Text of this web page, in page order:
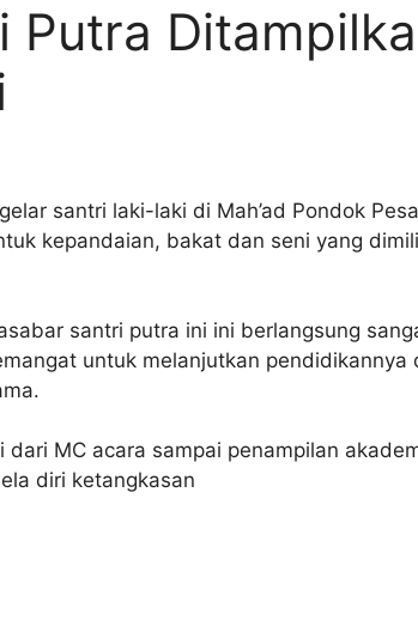
Putra
santri laki-laki di Mah’ad Pondok
kepandaian, bakat dan seni yang
santri putra ini ini berlangsung
untuk melanjutkan pendidikannya
MC acara sampai penampilan
diri ketangkasan